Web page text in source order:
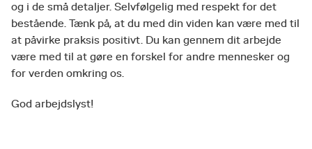
og i de små detaljer. Selvfølgelig med respekt for det
bestående. Tænk på, at du med din viden kan være med til
at påvirke praksis positivt. Du kan gennem dit arbejde
være med til at gøre en forskel for andre mennesker og
for verden omkring os.
God arbejdslyst!